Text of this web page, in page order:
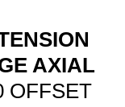
AXIAL
OFFSET